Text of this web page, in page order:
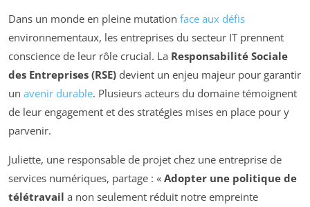
Dans un monde en pleine mutation face aux défis
environnementaux, les entreprises du secteur IT prennent
conscience de leur rôle crucial. La Responsabilité Sociale
des Entreprises (RSE) devient un enjeu majeur pour garantir
un avenir durable. Plusieurs acteurs du domaine témoignent
de leur engagement et des stratégies mises en place pour y
parvenir.
Juliette, une responsable de projet chez une entreprise de
services numériques, partage : « Adopter une politique de
télétravail a non seulement réduit notre empreinte